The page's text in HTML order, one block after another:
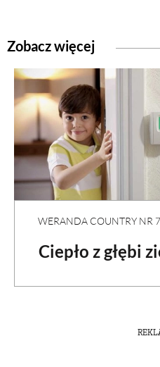
Zobacz więcej
WERANDA COUNTRY NR
Ciepło z głębi